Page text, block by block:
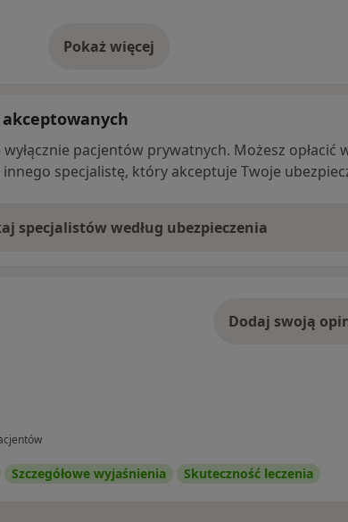
Pokaż więcej
o adresie
pacjentów prywatnych. Możesz opłacić
specjalistę, który akceptuje Twoje
specjalistów według ubezpieczenia
Dodaj swoją
Szczegółowe wyjaśnienia Skuteczność leczenia